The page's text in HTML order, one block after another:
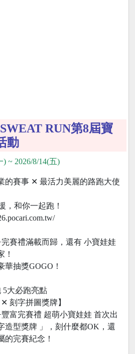
RUN第8屆寶
動
~ 2026/8/14(五)
的賽事 ✕ 最活力美麗的路跑大使
，和你一起跑！
賽禮滿載而歸，還有 小寶娃娃
！
華抽獎GOGO！
5大必跑亮點
刻字拼圖獎牌】
富完賽禮 超萌小寶娃娃 首次出
造型獎牌 」，刻什麼都OK，還
的完賽紀念！